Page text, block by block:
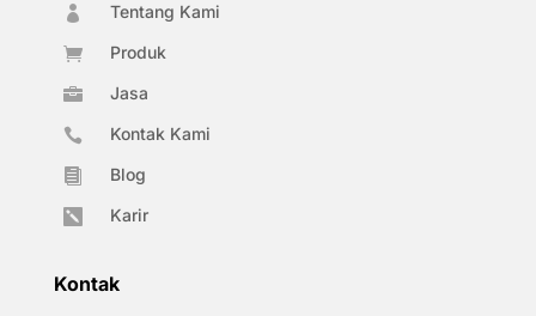
 Tentang Kami
 Produk
 Jasa
 Kontak Kami
 Blog
 Karir
Kontak